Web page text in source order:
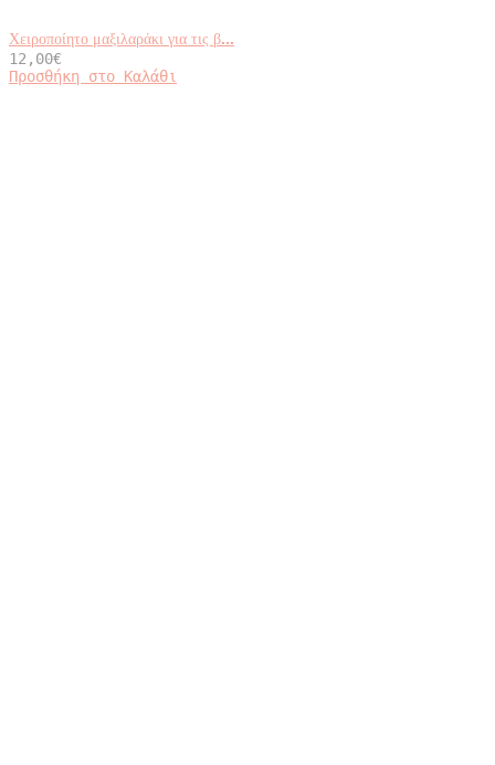
Χειροποίητο μαξιλαράκι για τις β...
12,00€
Προσθήκη στο Καλάθι